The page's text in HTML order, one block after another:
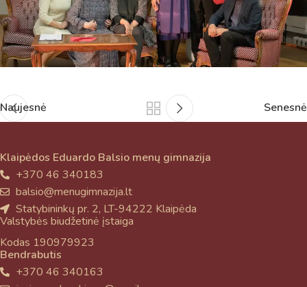
Naujesnė Senesnė
Klaipėdos Eduardo Balsio menų gimnazija
+370 46 340183
balsio@menugimnazija.lt
Statybininkų pr. 2, LT-94222 Klaipėda
Valstybės biudžetinė įstaiga
Kodas 190979923
Bendrabutis
+370 46 340163